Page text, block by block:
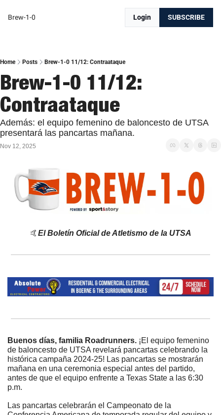
Brew-1-0 Login SUBSCRIBE
Home Posts Brew-1-0 11/12: Contraataque
Brew-1-0 11/12:
Contraataque
Además: el equipo femenino de baloncesto de UTSA
presentará las pancartas mañana.
Nov 12, 2025
🤙 El Boletín Oficial de Atletismo de la UTSA
Buenos días, familia Roadrunners. ¡El equipo femenino
de baloncesto de UTSA revelará pancartas celebrando la
histórica campaña 2024-25! Las pancartas se mostrarán
mañana en una ceremonia especial antes del partido,
antes de que el equipo enfrente a Texas State a las 6:30
p.m.
Las pancartas celebrarán el Campeonato de la